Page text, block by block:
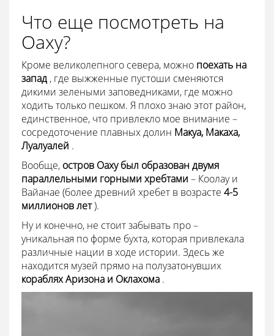
Что еще посмотреть на
Оаху?
Кроме великолепного севера, можно поехать на
запад , где выжженные пустоши сменяются
дикими зелеными заповедниками, где можно
ходить только пешком. Я плохо знаю этот район,
единственное, что привлекло мое внимание –
сосредоточение плавных долин Макуа, Макаха,
Луалуалей .
Вообще, остров Оаху был образован двумя
параллельными горными хребтами – Коолау и
Вайанае (более древний хребет в возрасте 4-5
миллионов лет).
Ну и конечно, не стоит забывать про –
уникальная по форме бухта, которая привлекала
различные нации в ходе истории. Здесь же
находится музей прямо на полузатонувших
кораблях Аризона и Оклахома .